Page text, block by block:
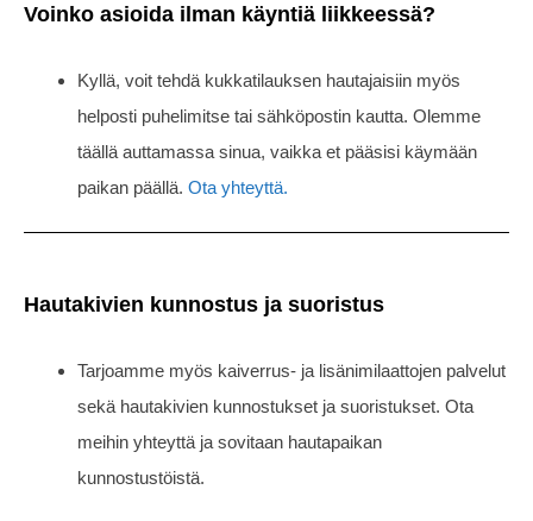
Voinko asioida ilman käyntiä liikkeessä?
Kyllä, voit tehdä kukkatilauksen hautajaisiin myös
helposti puhelimitse tai sähköpostin kautta. Olemme
täällä auttamassa sinua, vaikka et pääsisi käymään
paikan päällä. Ota yhteyttä.
Hautakivien kunnostus ja suoristus
Tarjoamme myös kaiverrus- ja lisänimilaattojen palvelut
sekä hautakivien kunnostukset ja suoristukset. Ota
meihin yhteyttä ja sovitaan hautapaikan
kunnostustöistä.